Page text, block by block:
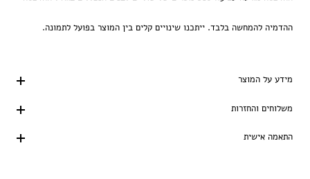
ההדמיה להמחשה בלבד. ייתכנו שינויים קלים בין המוצר בפועל לתמונה.
מידע על המוצר
משלוחים והחזרות
התאמה אישית